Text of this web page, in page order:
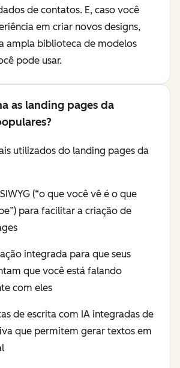
de contatos. E, caso você
em criar novos designs,
ampla biblioteca de modelos
pode usar.
as landing pages da
utilizados do landing pages da
(“o que você vê é o que
para facilitar a criação de
integrada para que seus
que você está falando
com eles
de escrita com IA integradas de
que permitem gerar textos em